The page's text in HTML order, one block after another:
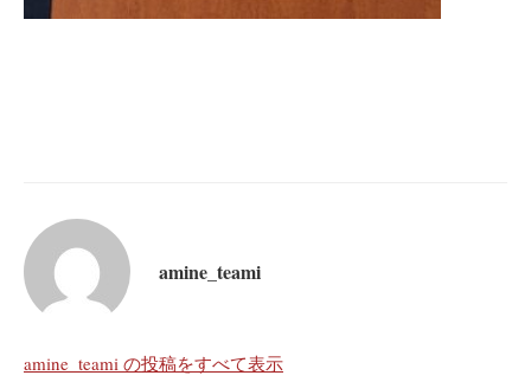
amine_teami
amine_teami の投稿をすべて表示